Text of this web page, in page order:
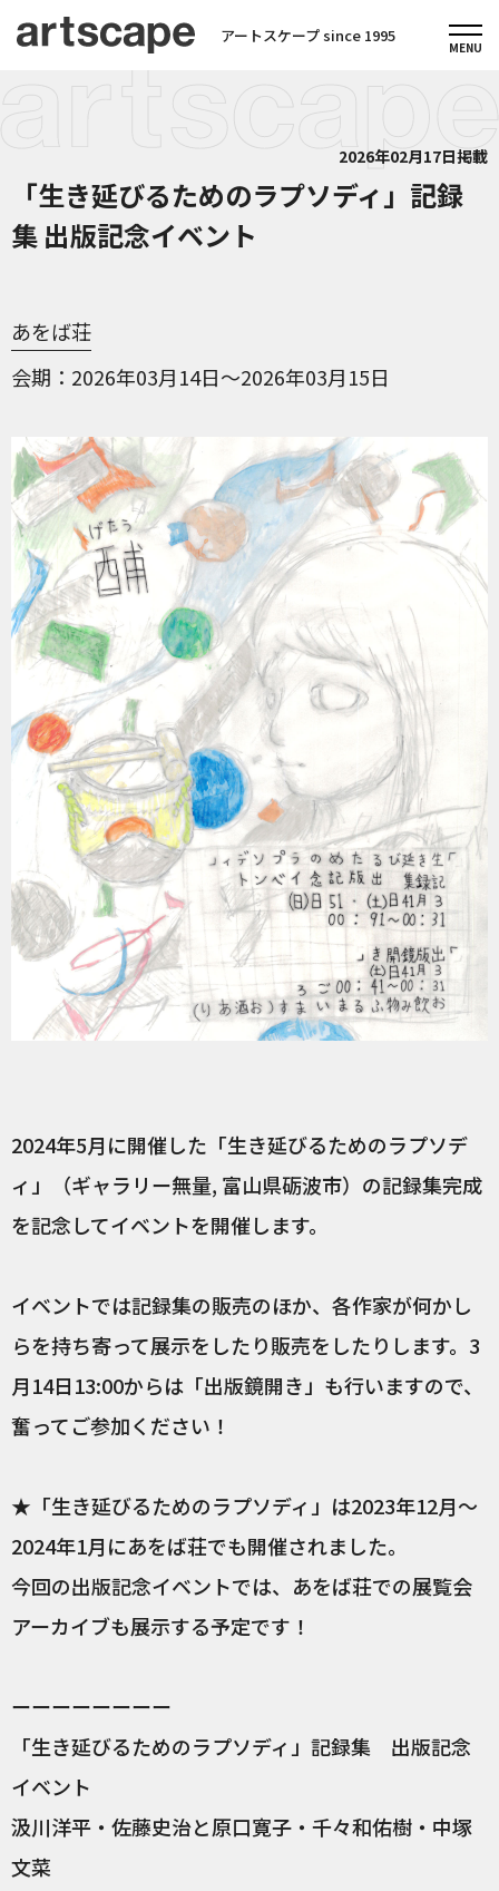
アートスケープ since 1995
2026年02月17日掲載
「生き延びるためのラプソディ」記録
集 出版記念イベント
あをば荘
会期
2026年03月14日～2026年03月15日
2024年5月に開催した「生き延びるためのラプソデ
ィ」（ギャラリー無量, 富山県砺波市）の記録集完成
を記念してイベントを開催します。
イベントでは記録集の販売のほか、各作家が何かし
らを持ち寄って展示をしたり販売をしたりします。3
月14日13:00からは「出版鏡開き」も行いますので、
奮ってご参加ください！
★「生き延びるためのラプソディ」は2023年12月〜
2024年1月にあをば荘でも開催されました。
今回の出版記念イベントでは、あをば荘での展覧会
アーカイブも展示する予定です！
ーーーーーーーー
「生き延びるためのラプソディ」記録集 出版記念
イベント
汲川洋平・佐藤史治と原口寛子・千々和佑樹・中塚
文菜